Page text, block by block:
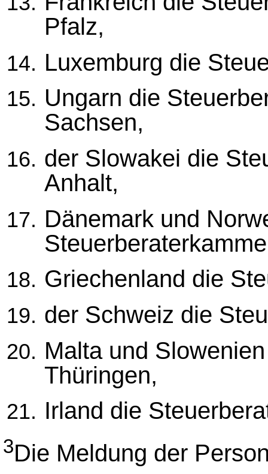
Pfalz,
Luxemburg die
Ungarn die
Sachsen,
der Slowakei die
Anhalt,
Dänemark und
Griechenland die
der Schweiz die
Malta und
Thüringen,
Irland die
3Die Meldung der